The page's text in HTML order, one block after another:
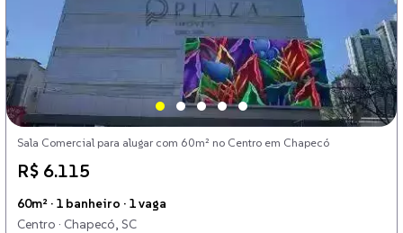
Sala Comercial para alugar com 60m² no Centro em Chapecó
R$ 6.115
60m² · 1 banheiro · 1 vaga
Centro · Chapecó, SC